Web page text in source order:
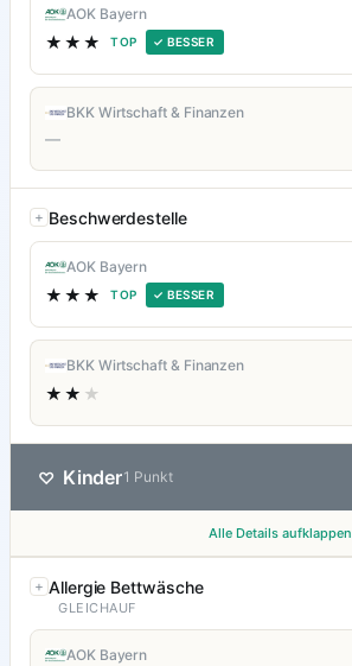
AOK Bayern
★★★ TOP ✓ BESSER
BKK Wirtschaft & Finanzen
—
Beschwerdestelle
AOK Bayern
★★★ TOP ✓ BESSER
BKK Wirtschaft & Finanzen
★★ ★
♡ Kinder1 Punkt
Alle Details aufklappen
Allergie Bettwäsche
GLEICHAUF
AOK Bayern